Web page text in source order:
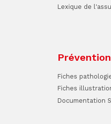
Lexique de
Fiches
Fiches
Documentation